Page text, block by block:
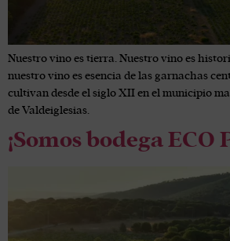
Nuestro vino es tierra. Nuestro vino es
nuestro vino es esencia de las garnachas
cultivan desde el siglo XII en el municipio
de Valdeiglesias.
¡Somos bodega ECO